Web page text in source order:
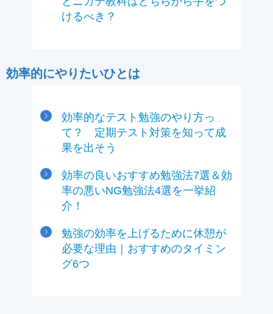
けるべき？
効率的にやりたいひとは
効率的なテスト勉強のやり方っ
て？ 定期テスト対策を知って成
果を出そう
効率の良いおすすめ勉強法7選＆効
率の悪いNG勉強法4選を一挙紹
介！
勉強の効率を上げるために休憩が
必要な理由｜おすすめのタイミン
グ6つ